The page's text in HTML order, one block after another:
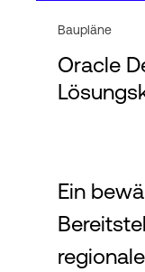
Wissenswertes
Language
Login
Baupläne
Oracle
Ein